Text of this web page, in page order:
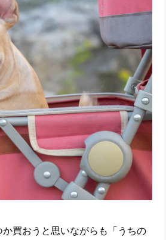
買おうと思いながらも「うちの